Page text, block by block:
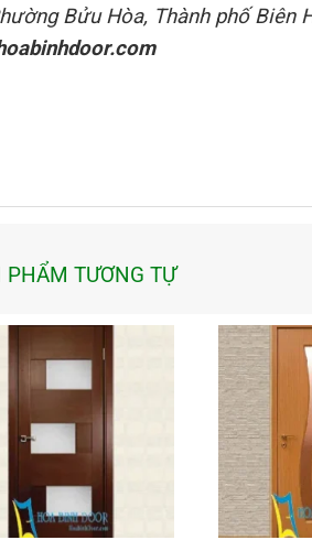
Bửu Hòa, Thành phố Biên
PHẨM TƯƠNG TỰ